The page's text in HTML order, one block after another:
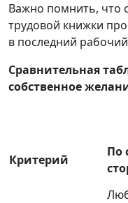
Важно помнить, что
трудовой книжки
в последний
Сравнительная
собственное
Критерий
По